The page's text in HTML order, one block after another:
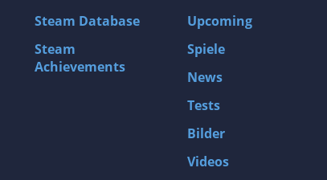
Steam Database
Steam
Achievements
Upcoming
Spiele
News
Tests
Bilder
Videos